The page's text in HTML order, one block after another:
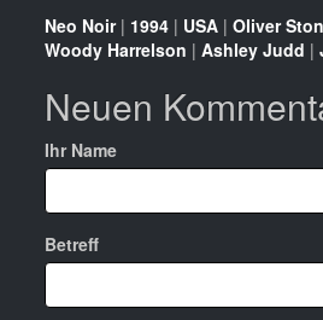
Neo Noir| 1994 | USA | Oliver
Woody Harrelson | Ashley Judd |
Neuen
Ihr Name
Betreff